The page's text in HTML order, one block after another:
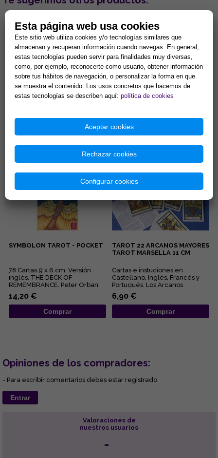
TAROT DE CARLOTYDES
78 cartas con instrucciones.
Medidas de las cartas: 6 x
11cm....
15,63 €
SYMBOLON TAROT - The
deck of Remembrance
78 cartas, 12 x 8 cm. Esta
cubierta llega a los recuerdos
18,93 €
SYMBOLON TAROT - POCKET
78 Cartas 9 x 6 cm. Versión
inglés. THE DECK OF
REMEMBRANCE. Peter Orban,
Ingrid Zinnel and Thea Weller.
This ...
14,20 €
Comprar
TAROT 22 ARCANOS MAYORES
TAROT MARSELLA 11 CM
Cartas e instuciones en
Castellano, Inglés, Francés y
Portugués. Los Arcanos
Mayores que ahora
presentamos est...
6,90 €
Comprar
Opiniones de los compradores:
- Para escribir comentarios debes estar registrado.
Entrar
Valoraciones de
nuestros usuarios
-
Esta página web usa cookies
Este sitio web utiliza cookies y/o tecnologías similares que
almacenan y recuperan información cuando navegas. En general,
estas tecnologías pueden servir para finalidades muy diversas,
como, por ejemplo, reconocerte como usuario, obtener información
sobre tus hábitos de navegación, o personalizar la forma en que
se muestra el contenido. Los usos concretos que hacemos de
estas tecnologías se describen aquí: política de cookies
Aceptar cookies
Rechazar cookies
Configurar cookies